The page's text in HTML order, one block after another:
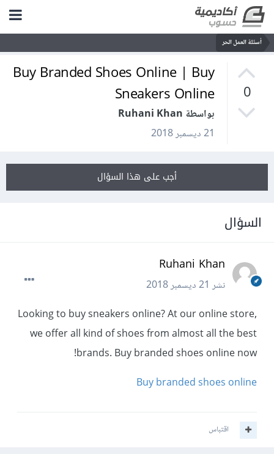
أسئلة العمل الحر
0
Buy Branded Shoes Online | Buy
Sneakers Online
بواسطة Ruhani Khan
21 ديسمبر 2018
أجب على هذا السؤال
السؤال
Ruhani Khan
نشر21 ديسمبر 2018
Looking to buy sneakers online?At our online store,
we offer all kind of shoes from almost all the best
brands.Buy branded shoes online now!
Buy branded shoes online
اقتباس